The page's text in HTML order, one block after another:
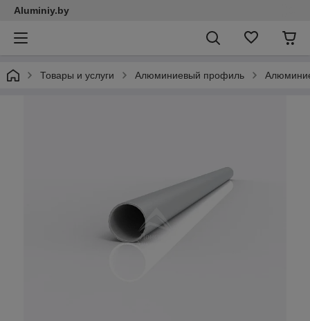
Aluminiy.by
Товары и услуги Алюминиевый профиль